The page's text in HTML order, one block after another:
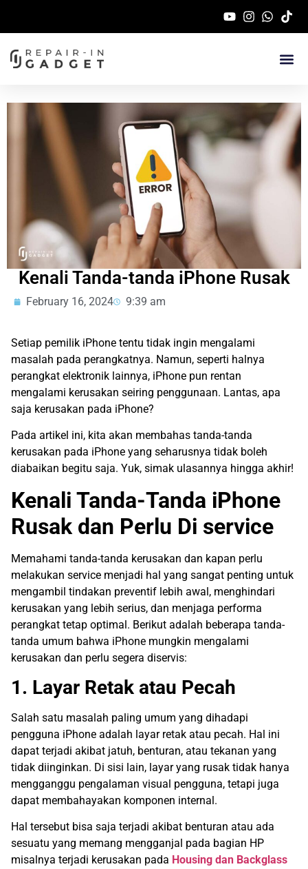
Kenali Tanda-tanda iPhone Rusak
February 16, 2024 9:39 am
Setiap pemilik iPhone tentu tidak ingin mengalami
masalah pada perangkatnya. Namun, seperti halnya
perangkat elektronik lainnya, iPhone pun rentan
mengalami kerusakan seiring penggunaan. Lantas, apa
saja kerusakan pada iPhone?
Pada artikel ini, kita akan membahas tanda-tanda
kerusakan pada iPhone yang seharusnya tidak boleh
diabaikan begitu saja. Yuk, simak ulasannya hingga akhir!
Kenali Tanda-Tanda iPhone
Rusak dan Perlu Di service
Memahami tanda-tanda kerusakan dan kapan perlu
melakukan service menjadi hal yang sangat penting untuk
mengambil tindakan preventif lebih awal, menghindari
kerusakan yang lebih serius, dan menjaga performa
perangkat tetap optimal. Berikut adalah beberapa tanda-
tanda umum bahwa iPhone mungkin mengalami
kerusakan dan perlu segera diservis:
1. Layar Retak atau Pecah
Salah satu masalah paling umum yang dihadapi
pengguna iPhone adalah layar retak atau pecah. Hal ini
dapat terjadi akibat jatuh, benturan, atau tekanan yang
tidak diinginkan. Di sisi lain, layar yang rusak tidak hanya
mengganggu pengalaman visual pengguna, tetapi juga
dapat membahayakan komponen internal.
Hal tersebut bisa saja terjadi akibat benturan atau ada
sesuatu yang memang mengganjal pada bagian HP
misalnya terjadi kerusakan pada Housing dan Backglass